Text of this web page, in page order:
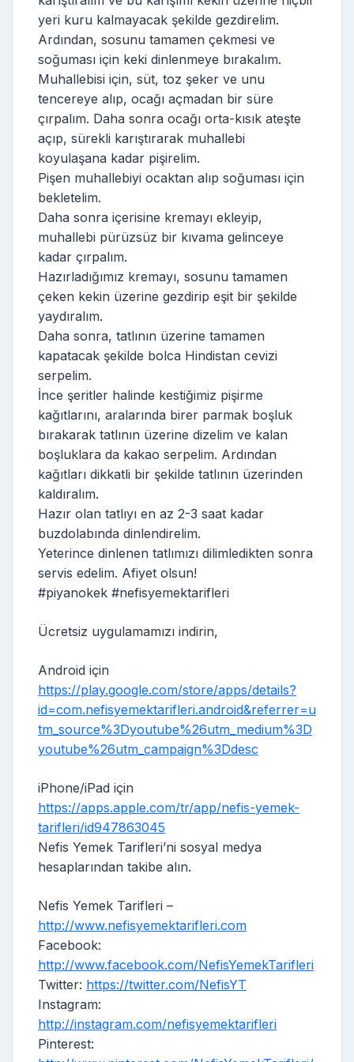
yeri kuru kalmayacak şekilde gezdirelim.
Ardından, sosunu tamamen çekmesi ve
soğuması için keki dinlenmeye bırakalım.
Muhallebisi için, süt, toz şeker ve unu
tencereye alıp, ocağı açmadan bir süre
çırpalım. Daha sonra ocağı orta-kısık ateşte
açıp, sürekli karıştırarak muhallebi
koyulaşana kadar pişirelim.
Pişen muhallebiyi ocaktan alıp soğuması için
bekletelim.
Daha sonra içerisine kremayı ekleyip,
muhallebi pürüzsüz bir kıvama gelinceye
kadar çırpalım.
Hazırladığımız kremayı, sosunu tamamen
çeken kekin üzerine gezdirip eşit bir şekilde
yaydıralım.
Daha sonra, tatlının üzerine tamamen
kapatacak şekilde bolca Hindistan cevizi
serpelim.
İnce şeritler halinde kestiğimiz pişirme
kağıtlarını, aralarında birer parmak boşluk
bırakarak tatlının üzerine dizelim ve kalan
boşluklara da kakao serpelim. Ardından
kağıtları dikkatli bir şekilde tatlının üzerinden
kaldıralım.
Hazır olan tatlıyı en az 2-3 saat kadar
buzdolabında dinlendirelim.
Yeterince dinlenen tatlımızı dilimledikten sonra
servis edelim. Afiyet olsun!
#piyanokek #nefisyemektarifleri
Ücretsiz uygulamamızı indirin,
Android için
https://play.google.com/store/apps/details?
id=com.nefisyemektarifleri.android&referrer=u
tm_source%3Dyoutube%26utm_medium%3D
youtube%26utm_campaign%3Ddesc
iPhone/iPad için
https://apps.apple.com/tr/app/nefis-yemek-
tarifleri/id947863045
Nefis Yemek Tarifleri’ni sosyal medya
hesaplarından takibe alın.
Nefis Yemek Tarifleri –
http://www.nefisyemektarifleri.com
Facebook:
http://www.facebook.com/NefisYemekTarifleri
Twitter: https://twitter.com/NefisYT
Instagram:
http://instagram.com/nefisyemektarifleri
Pinterest: